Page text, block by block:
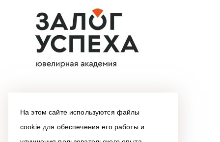
На этом сайте используются файлы
cookie для обеспечения его работы и